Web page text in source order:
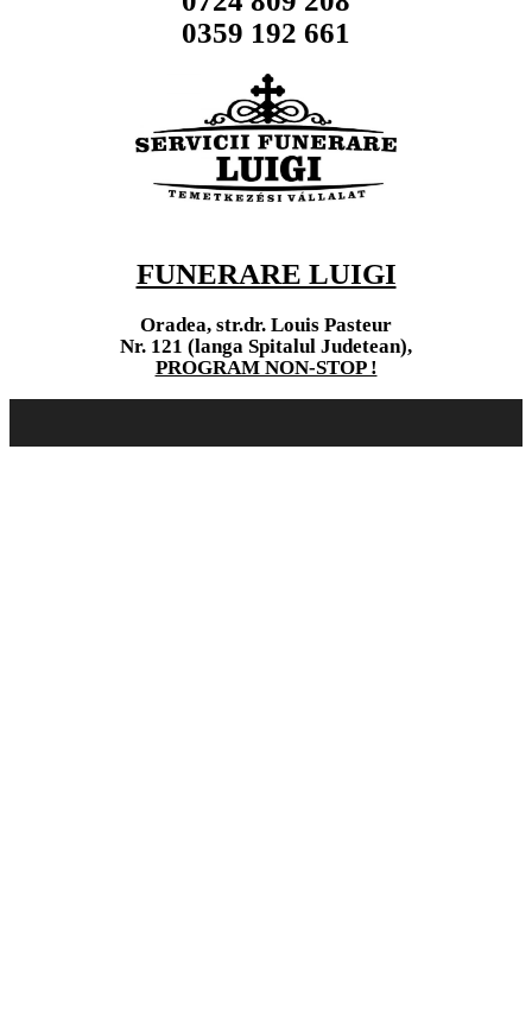
0359 192 661
FUNERARE LUIGI
Oradea, str.dr. Louis Pasteur
Nr. 121 (langa Spitalul Judetean),
PROGRAM NON-STOP !